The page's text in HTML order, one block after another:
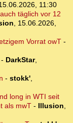
11:30
täglich vor 12
, 15.06.2026,
Vorrat owT-
- DarkStar,
- stokk',
long in WTI seit
als mwT - Illusion,